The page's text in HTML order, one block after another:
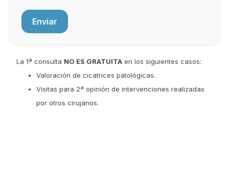
La 1ª consulta NO ES GRATUITA en los siguientes casos:
Valoración de cicatrices patológicas.
Visitas para 2ª opinión de intervenciones realizadas
por otros cirujanos.